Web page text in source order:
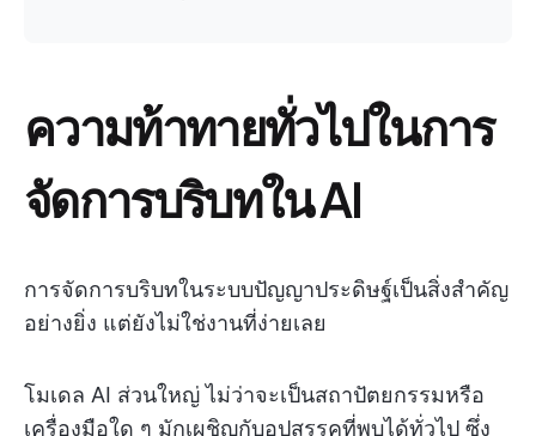
ความท้าทายทั่วไปในการ
จัดการบริบทใน AI
การจัดการบริบทในระบบปัญญาประดิษฐ์เป็นสิ่งสำคัญ
อย่างยิ่ง แต่ยังไม่ใช่งานที่ง่ายเลย
โมเดล AI ส่วนใหญ่ ไม่ว่าจะเป็นสถาปัตยกรรมหรือ
เครื่องมือใด ๆ มักเผชิญกับอุปสรรคที่พบได้ทั่วไป ซึ่ง